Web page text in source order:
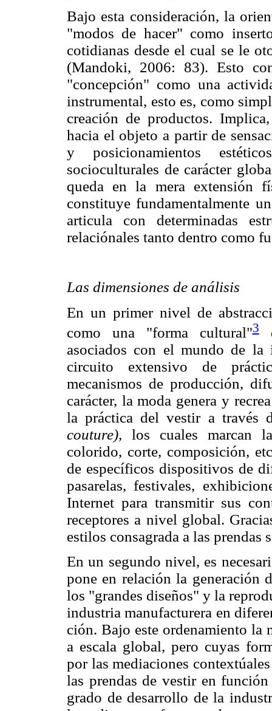
Bajo esta consideración, la
"modos de hacer" como
cotidianas desde el cual se le
(Mandoki, 2006: 83). Esto
"concepción" como una
instrumental, esto es, como
creación de productos.
hacia el objeto a partir de
y posicionamientos
socioculturales de carácter
queda en la mera extensión
constituye fundamentalmente
articula con determinadas
relaciónales tanto dentro como
Las dimensiones de análisis
En un primer nivel de
como una "forma cultural"3
asociados con el mundo de la
circuito extensivo de
mecanismos de producción,
carácter, la moda genera y
la práctica del vestir a través
couture), los cuales marcan
colorido, corte, composición,
de específicos dispositivos de
pasarelas, festivales,
Internet para transmitir sus
receptores a nivel global.
estilos consagrada a las prendas
En un segundo nivel, es
pone en relación la generación
los "grandes diseños" y la
industria manufacturera en
ción. Bajo este ordenamiento la
a escala global, pero cuyas
por las mediaciones
las prendas de vestir en
grado de desarrollo de la